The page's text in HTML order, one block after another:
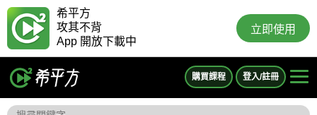
希平方
攻其不背
App 開放下載中
立即使用
購買課程 登入/註冊